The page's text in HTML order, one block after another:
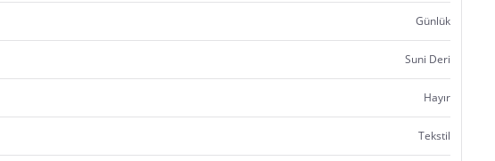
Günlük
Suni Deri
Hayır
Tekstil